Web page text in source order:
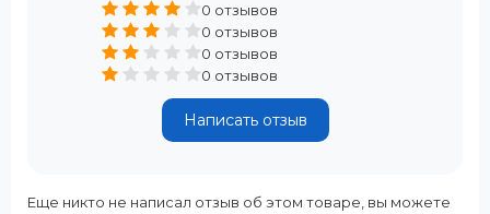
0 отзывов
0 отзывов
0 отзывов
0 отзывов
Написать отзыв
Еще никто не написал отзыв об этом товаре, вы можете